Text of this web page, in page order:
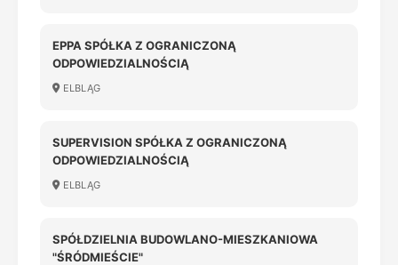
EPPA SPÓŁKA Z OGRANICZONĄ
ODPOWIEDZIALNOŚCIĄ
ELBLĄG
SUPERVISION SPÓŁKA Z OGRANICZONĄ
ODPOWIEDZIALNOŚCIĄ
ELBLĄG
SPÓŁDZIELNIA BUDOWLANO-MIESZKANIOWA
"ŚRÓDMIEŚCIE"